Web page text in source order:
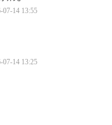
14 13:55
14 13:25